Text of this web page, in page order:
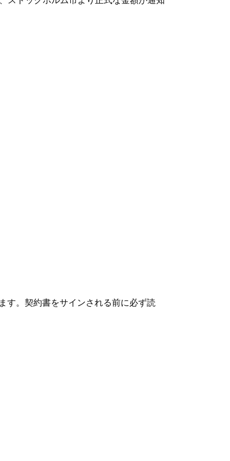
す。契約書をサインされる前に必ず読